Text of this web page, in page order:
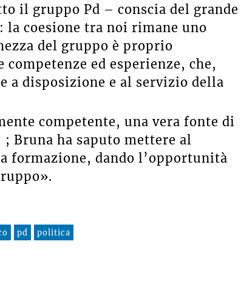
il gruppo Pd – conscia del grande
coesione tra noi rimane uno
del gruppo è proprio
ed esperienze, che,
a disposizione e al servizio della
competente, una vera fonte di
Bruna ha saputo mettere al
formazione, dando l’opportunità
pd politica